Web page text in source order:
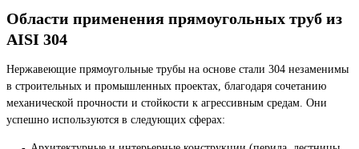
Области применения прямоугольных труб из
AISI 304
Нержавеющие прямоугольные трубы на основе стали 304 незаменимы
в строительных и промышленных проектах, благодаря сочетанию
механической прочности и стойкости к агрессивным средам. Они
успешно используются в следующих сферах: